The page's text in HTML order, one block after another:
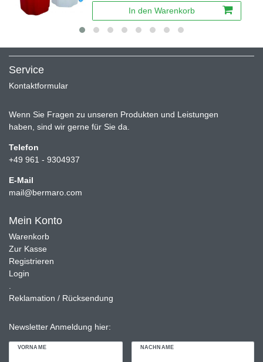
In den Warenkorb
Service
Kontaktformular
Wenn Sie Fragen zu unseren Produkten und Leistungen
haben, sind wir gerne für Sie da.
Telefon
+49 961 - 9304937
E-Mail
mail@bermaro.com
Mein Konto
Warenkorb
Zur Kasse
Registrieren
Login
Reklamation / Rücksendung
Newsletter Anmeldung hier:
VORNAME NACHNAME